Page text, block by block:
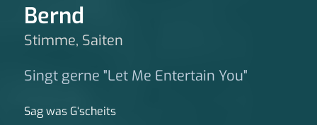
Bernd
Stimme, Saiten
Singt gerne "Let Me Entertain You"
Sag was G‘scheits